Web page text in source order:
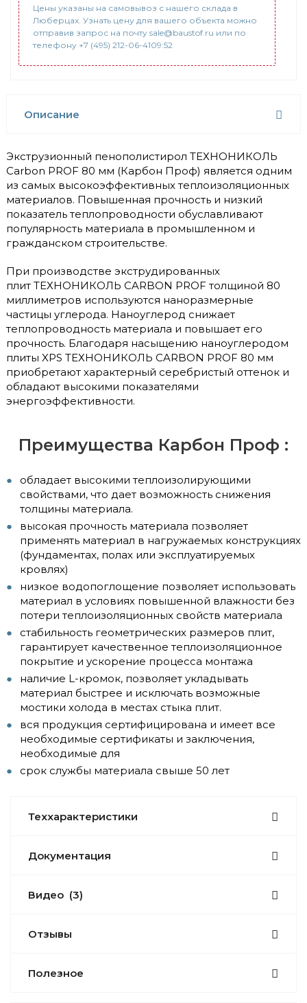
Цены указаны на самовывоз с нашего склада в
Люберцах. Узнать цену для вашего объекта можно
отправив запрос на почту sale@baustof.ru или по
телефону +7 (495) 212-06-4109:52
Описание
Экструзионный пенополистирол ТЕХНОНИКОЛЬ
Carbon PROF 80 мм (Карбон Проф) является одним
из самых высокоэффективных теплоизоляционных
материалов. Повышенная прочность и низкий
показатель теплопроводности обуславливают
популярность материала в промышленном и
гражданском строительстве.
При производстве экструдированных
плит ТЕХНОНИКОЛЬ CARBON PROF толщиной 80
миллиметров используются наноразмерные
частицы углерода. Наноуглерод снижает
теплопроводность материала и повышает его
прочность. Благодаря насыщению наноуглеродом
плиты XPS ТЕХНОНИКОЛЬ CARBON PROF 80 мм
приобретают характерный серебристый оттенок и
обладают высокими показателями
энергоэффективности.
Преимущества Карбон Проф :
обладает высокими теплоизолирующими
свойствами, что дает возможность снижения
толщины материала.
высокая прочность материала позволяет
применять материал в нагружаемых конструкциях
(фундаментах, полах или эксплуатируемых
кровлях)
низкое водопоглощение позволяет использовать
материал в условиях повышенной влажности без
потери теплоизоляционных свойств материала
стабильность геометрических размеров плит,
гарантирует качественное теплоизоляционное
покрытие и ускорение процесса монтажа
наличие L-кромок, позволяет укладывать
материал быстрее и исключать возможные
мостики холода в местах стыка плит.
вся продукция сертифицирована и имеет все
необходимые сертификаты и заключения,
необходимые для
срок службы материала свыше 50 лет
Теххарактеристики
Документация
Видео (3)
Отзывы
Полезное